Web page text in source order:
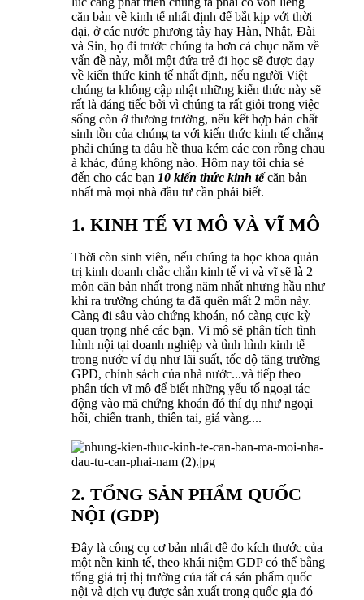
căn bản về kinh tế nhất định để bắt kịp với thời
đại, ở các nước phương tây hay Hàn, Nhật, Đài
và Sin, họ đi trước chúng ta hơn cả chục năm về
vấn đề này, mỗi một đứa trẻ đi học sẽ được dạy
về kiến thức kinh tế nhất định, nếu người Việt
chúng ta không cập nhật những kiến thức này sẽ
rất là đáng tiếc bởi vì chúng ta rất giỏi trong việc
sống còn ở thương trường, nếu kết hợp bản chất
sinh tồn của chúng ta với kiến thức kinh tế chẳng
phải chúng ta đâu hề thua kém các con rồng chau
à khác, đúng không nào. Hôm nay tôi chia sẻ
đến cho các bạn 10 kiến thức kinh tếcăn bản
nhất mà mọi nhà đầu tư cần phải biết.
1. KINH TẾ VI MÔ VÀ VĨ MÔ
Thời còn sinh viên, nếu chúng ta học khoa quản
trị kinh doanh chắc chắn kinh tế vi và vĩ sẽ là 2
môn căn bản nhất trong năm nhất nhưng hầu như
khi ra trường chúng ta đã quên mất 2 môn này.
Càng đi sâu vào chứng khoán, nó càng cực kỳ
quan trọng nhé các bạn. Vi mô sẽ phân tích tình
hình nội tại doanh nghiệp và tình hình kinh tế
trong nước ví dụ như lãi suất, tốc độ tăng trường
GPD, chính sách của nhà nước...và tiếp theo
phân tích vĩ mô để biết những yếu tố ngoại tác
động vào mã chứng khoán đó thí dụ như ngoại
hối, chiến tranh, thiên tai, giá vàng....
2. TỔNG SẢN PHẨM QUỐC
NỘI (GDP)
Đây là công cụ cơ bản nhất để đo kích thước của
một nền kinh tế, theo khái niệm GDP có thể bằng
tổng giá trị thị trường của tất cả sản phẩm quốc
nội và dịch vụ được sản xuất trong quốc gia đó